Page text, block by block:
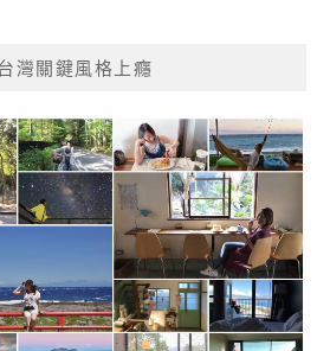
灣關鍵風格上癮